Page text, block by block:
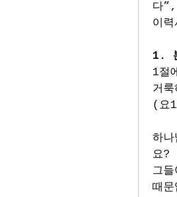
다
이
1.
1절
거
(요
하
요?
그
때